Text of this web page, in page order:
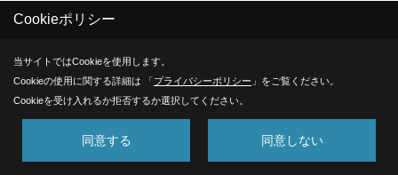
28. 2018年02月21日
Cookieポリシー
当サイトではCookieを使用します。
Cookieの使用に関する詳細は 「プライバシーポリシー 」をご覧ください。
Cookieを受け入れるか拒否するか選択してください。
同意する 同意しない